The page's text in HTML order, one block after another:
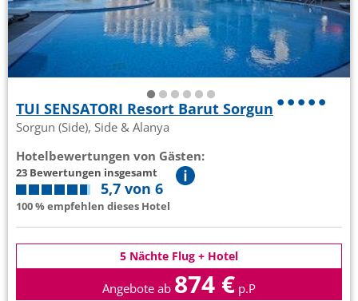
TUI SENSATORI Resort Barut Sorgun
Sorgun (Side), Side & Alanya
Hotelbewertungen von Gästen:
23 Bewertungen insgesamt
5,7 von 6
100 % empfehlen dieses Hotel
5 Nächte Flug + Hotel
Angebote ab 874 € p.P